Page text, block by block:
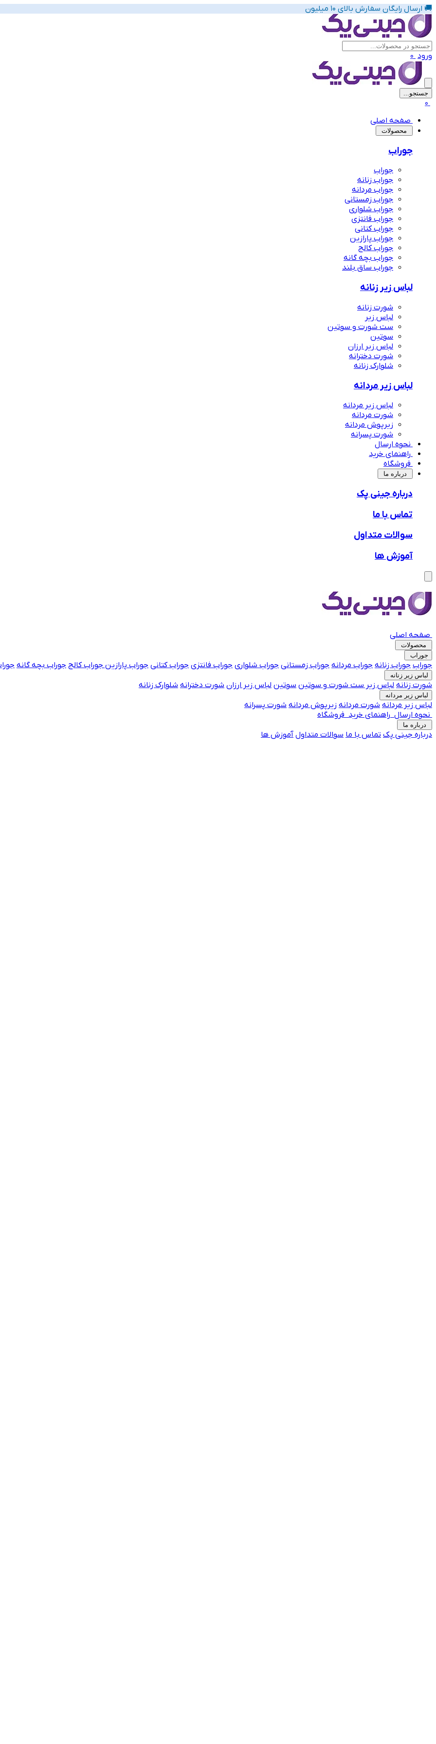
🚚 ارسال رایگان سفارش بالای 10 میلیون
ورود 0
جستجو...
0
صفحه اصلی
‌محصولات
جوراب
جوراب
جوراب زنانه
جوراب مردانه
جوراب زمستانی
جوراب شلواری
جوراب فانتزی
جوراب کتانی
جوراب پارازین
جوراب کالج
جوراب بچه گانه
جوراب ساق بلند
لباس زیر زنانه
شورت زنانه
لباس زیر
ست شورت و سوتین
سوتین
لباس زیر ارزان
شورت دخترانه
شلوارک زنانه
لباس زیر مردانه
لباس زیر مردانه
شورت مردانه
زیرپوش مردانه
شورت پسرانه
نحوه ارسال
راهنمای خرید
فروشگاه
‌درباره ما
درباره جینی پک
تماس با ما
سوالات متداول
آموزش ها
صفحه اصلی
محصولات
جوراب
جوراب جوراب زنانه جوراب مردانه جوراب زمستانی جوراب شلواری جوراب فانتزی جوراب کتانی جوراب پارازین جوراب کالج جوراب بچه گانه
لباس زیر زنانه
شورت زنانه لباس زیر ست شورت و سوتین سوتین لباس زیر ارزان شورت دخترانه شلوارک زنانه
لباس زیر مردانه
لباس زیر مردانه شورت مردانه زیرپوش مردانه شورت پسرانه
نحوه ارسال راهنمای خرید فروشگاه
درباره ما
درباره جینی پک تماس با ما سوالات متداول آموزش ها
پیشنهاد های لباس زیر زنانه
جوراب فانتزی پرفروش